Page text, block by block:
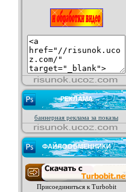
РЕКЛАМА
баннерная реклама за показы
ФАЙЛООБМЕННИКИ
Присоединиться к Turbobit